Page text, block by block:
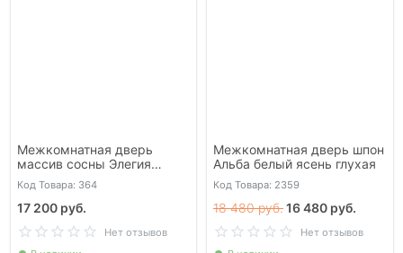
Межкомнатная дверь
массив сосны Элегия
белая глухая
Код Товара: 364
17 200 руб.
Нет отзывов
Межкомнатная дверь шпон
Альба белый ясень глухая
Код Товара: 2359
18 480 руб.16 480 руб.
Нет отзывов